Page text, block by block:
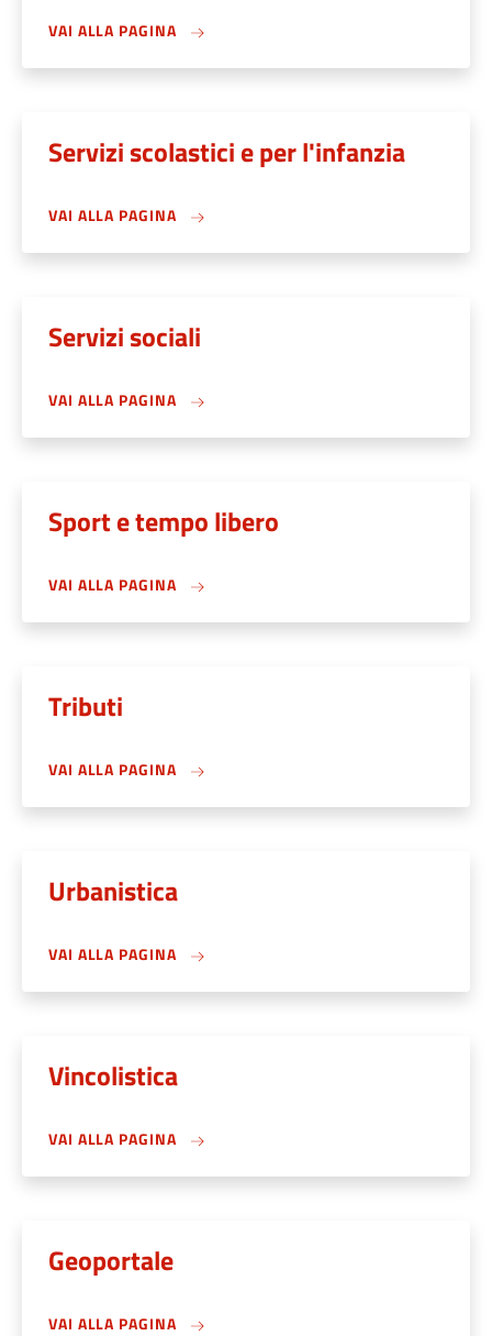
VAI ALLA PAGINA
Servizi scolastici e per l'infanzia
VAI ALLA PAGINA
Servizi sociali
VAI ALLA PAGINA
Sport e tempo libero
VAI ALLA PAGINA
Tributi
VAI ALLA PAGINA
Urbanistica
VAI ALLA PAGINA
Vincolistica
VAI ALLA PAGINA
Geoportale
VAI ALLA PAGINA